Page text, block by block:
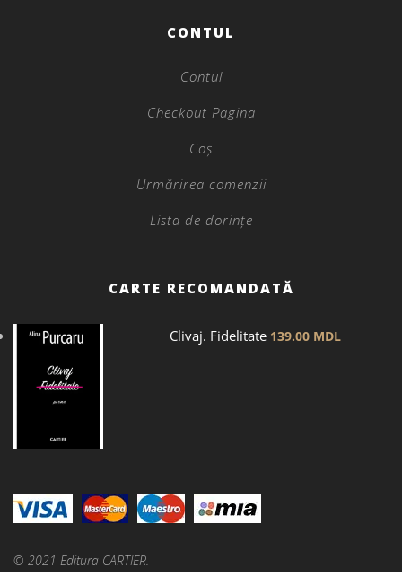
CONTUL
Contul
Checkout Pagina
Coș
Urmărirea comenzii
Lista de dorințe
CARTE RECOMANDATĂ
Clivaj. Fidelitate 139.00 MDL
© 2021 Editura CARTIER.